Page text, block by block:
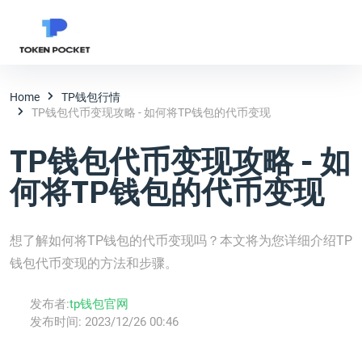
Home
TP钱包行情
TP钱包代币变现攻略 - 如何将TP钱包的代币变现
TP钱包代币变现攻略 - 如
何将TP钱包的代币变现
想了解如何将TP钱包的代币变现吗？本文将为您详细介绍TP
钱包代币变现的方法和步骤。
发布者:tp钱包官网
发布时间: 2023/12/26 00:46